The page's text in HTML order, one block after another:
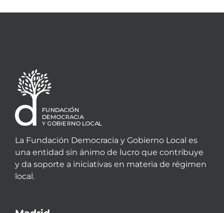
La Fundación Democracia y Gobierno Local es
una entidad sin ánimo de lucro que contribuye
y da soporte a iniciativas en materia de régimen
local.